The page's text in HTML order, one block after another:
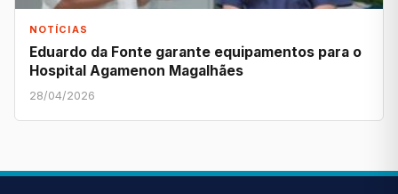
NOTÍCIAS
Eduardo da Fonte garante equipamentos para o
Hospital Agamenon Magalhães
28/04/2026